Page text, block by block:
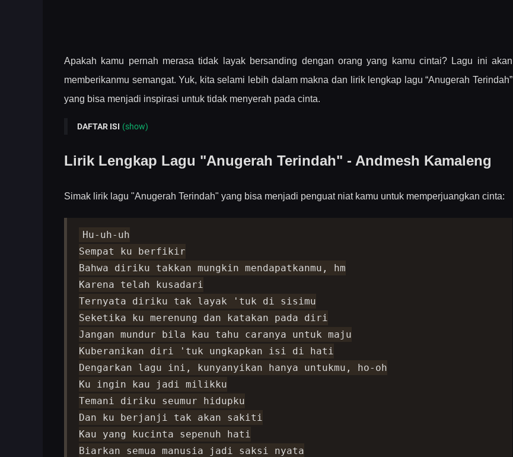
Apakah kamu pernah merasa tidak layak bersanding dengan orang yang kamu cintai? Lagu ini akan
memberikanmu semangat. Yuk, kita selami lebih dalam makna dan lirik lengkap lagu “Anugerah Terindah”
yang bisa menjadi inspirasi untuk tidak menyerah pada cinta.
DAFTAR ISI (show)
Makna Lirik: Perjuangan dan Ketulusan yang Tulus
Cinta yang Tulus dan Tak Ada Tandingan
Penutup: Inspirasi untuk Memperjuangkan Cinta Sejati
Lirik Lengkap Lagu "Anugerah Terindah" - Andmesh Kamaleng
Simak lirik lagu "Anugerah Terindah" yang bisa menjadi penguat niat kamu untuk memperjuangkan cinta:
Hu-uh-uh
Sempat ku berfikir
Bahwa diriku takkan mungkin mendapatkanmu, hm
Karena telah kusadari
Ternyata diriku tak layak 'tuk di sisimu
Seketika ku merenung dan katakan pada diri
Jangan mundur bila kau tahu caranya untuk maju
Kuberanikan diri 'tuk ungkapkan isi di hati
Dengarkan lagu ini, kunyanyikan hanya untukmu, ho-oh
Ku ingin kau jadi milikku
Temani diriku seumur hidupku
Dan ku berjanji tak akan sakiti
Kau yang kucinta sepenuh hati
Biarkan semua manusia jadi saksi nyata